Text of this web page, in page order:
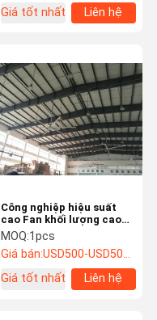
Giá tốt nhất
Liên hệ
Công nghiệp hiệu suất
cao Fan khối lượng cao
bền tiêu thụ năng lượng
thấp cho không gian lớn
MOQ:1pcs
Giá bán:USD500-USD5000/SET
Giá tốt nhất
Liên hệ